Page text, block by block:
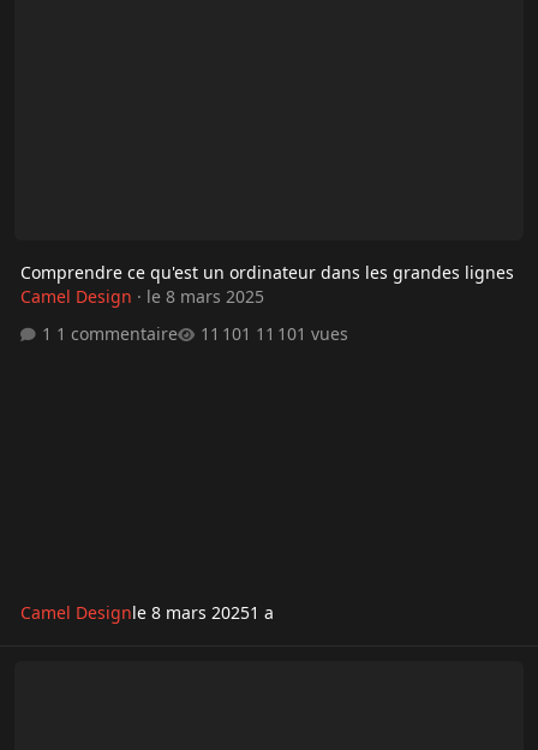
Comprendre ce qu'est un ordinateur dans les grandes lignes
Camel Design · le 8 mars 2025
1 commentaire
11 101 vues
Camel Designle 8 mars 20251 a